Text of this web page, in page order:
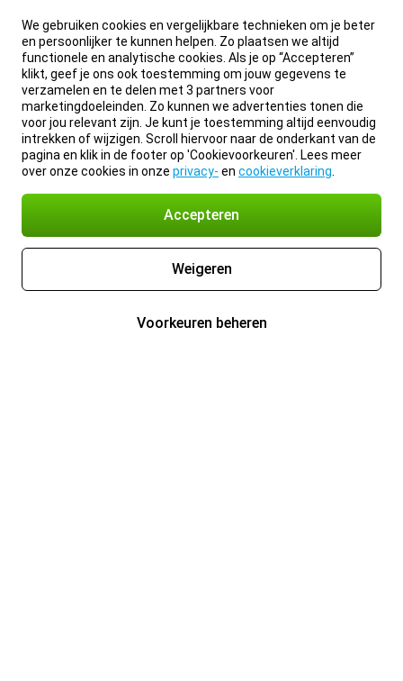
We gebruiken cookies en vergelijkbare technieken om je beter
en persoonlijker te kunnen helpen. Zo plaatsen we altijd
functionele en analytische cookies. Als je op “Accepteren”
klikt, geef je ons ook toestemming om jouw gegevens te
verzamelen en te delen met 3 partners voor
marketingdoeleinden. Zo kunnen we advertenties tonen die
voor jou relevant zijn. Je kunt je toestemming altijd eenvoudig
intrekken of wijzigen. Scroll hiervoor naar de onderkant van de
pagina en klik in de footer op 'Cookievoorkeuren'. Lees meer
over onze cookies in onze privacy- en cookieverklaring
Accepteren
Weigeren
Voorkeuren beheren